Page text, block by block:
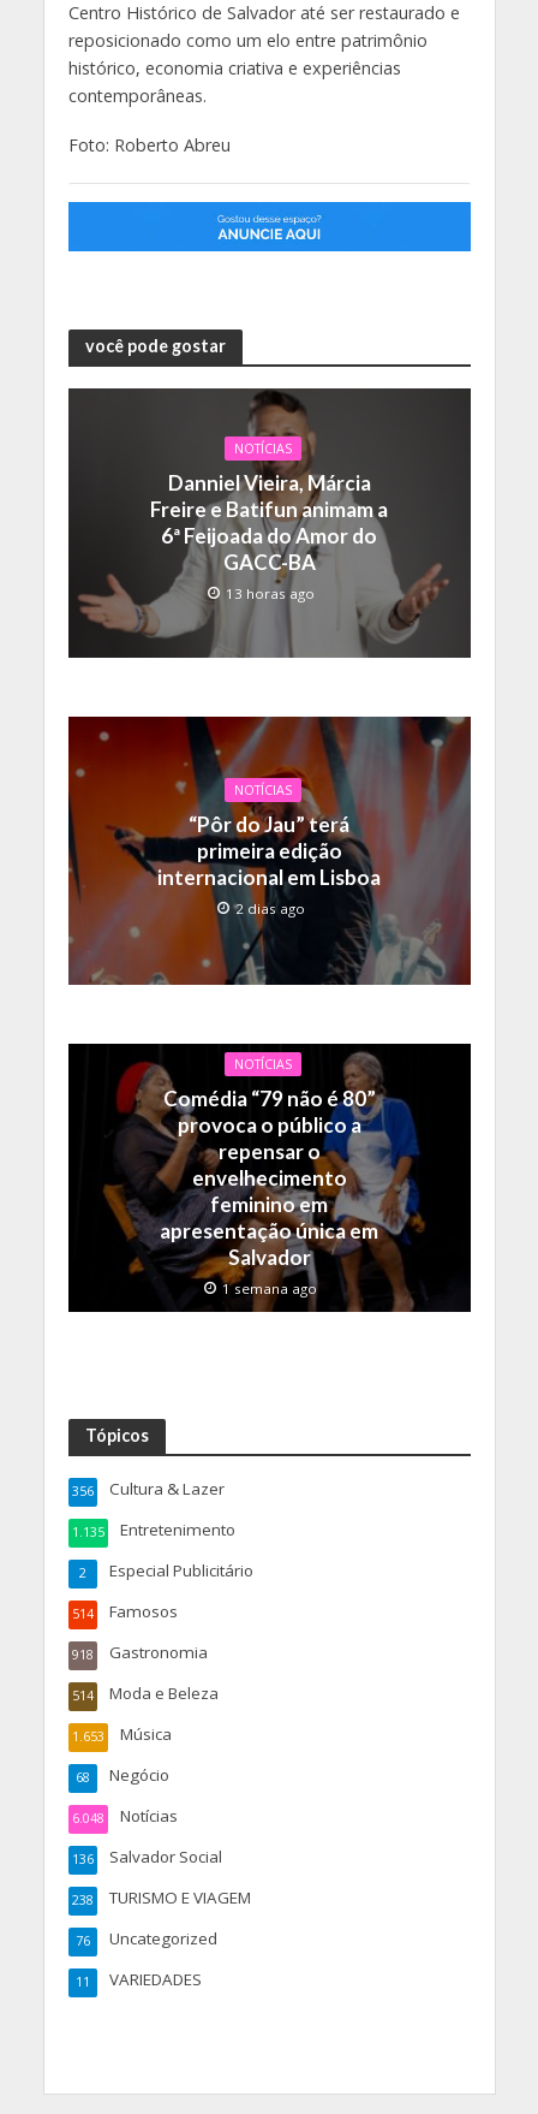
Centro Histórico de Salvador até ser restaurado e
reposicionado como um elo entre patrimônio
histórico, economia criativa e experiências
contemporâneas.
Foto: Roberto Abreu
você pode gostar
NOTÍCIAS
Danniel Vieira, Márcia
Freire e Batifun animam a
6ª Feijoada do Amor do
GACC-BA
13 horas ago
NOTÍCIAS
“Pôr do Jau” terá
primeira edição
internacional em Lisboa
2 dias ago
NOTÍCIAS
Comédia “79 não é 80”
provoca o público a
repensar o
envelhecimento
feminino em
apresentação única em
Salvador
1 semana ago
Tópicos
Cultura & Lazer
356
Entretenimento
1.135
Especial Publicitário
2
Famosos
514
Gastronomia
918
Moda e Beleza
514
Música
1.653
Negócio
68
Notícias
6.048
Salvador Social
136
TURISMO E VIAGEM
238
Uncategorized
76
VARIEDADES
11